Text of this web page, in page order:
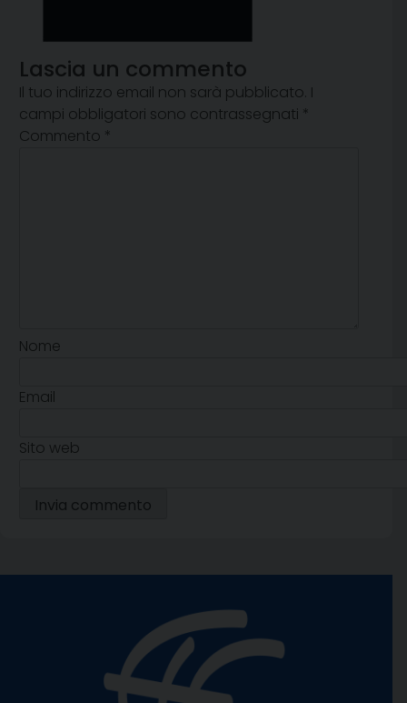
Lascia un commento
Il tuo indirizzo email non sarà pubblicato. I
campi obbligatori sono contrassegnati *
Commento *
Nome
Email
Sito web